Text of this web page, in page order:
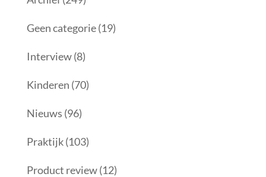
Geen categorie(19)
Interview(8)
Kinderen (70)
Nieuws (96)
Praktijk(103)
Product review(12)